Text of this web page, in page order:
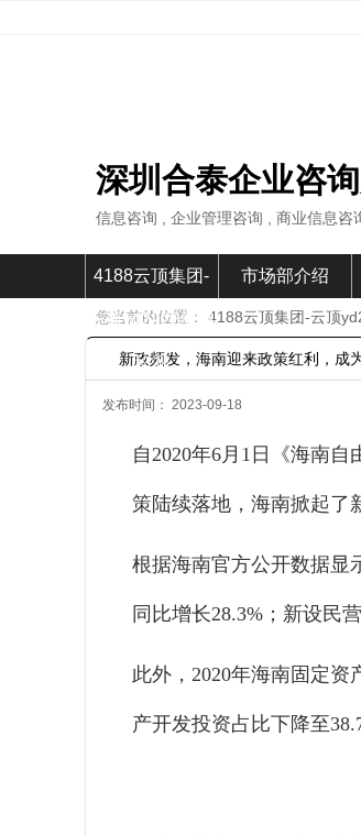
深圳合泰企业咨
信息咨询 , 企业管理咨询 , 商业信息咨
4188云顶集团-
云顶yd2223线路
检测
市场部介绍
您当前的位置： 4188云顶集团-云顶
新政频发，海南迎来政策红利，成
发布时间： 2023-09-18
自2020年6月1日《海南
策陆续落地，海南掀起了
根据海南官方公开数据显
同比增长28.3%；新设民
此外，2020年海南固定
产开发投资占比下降至